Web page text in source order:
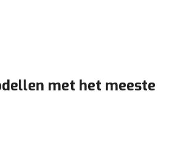
met het meeste